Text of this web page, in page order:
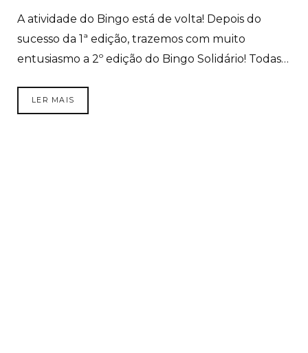
A atividade do Bingo está de volta! Depois do
sucesso da 1ª edição, trazemos com muito
entusiasmo a 2º edição do Bingo Solidário! Todas…
LER MAIS